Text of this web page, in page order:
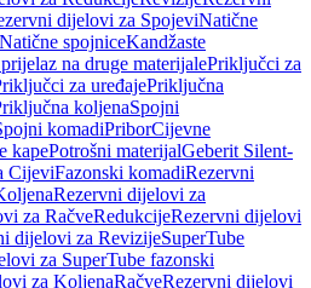
dijelovi za SpojeviNatične
spojniceKandžaste
na druge materijalePriključci za
za uređajePriključna
koljenaSpojni
komadiPriborCijevne
kapePotrošni materijalGeberit Silent-
CijeviFazonski komadiRezervni
Rezervni dijelovi za
za RačveRedukcijeRezervni dijelovi
dijelovi za RevizijeSuperTube
za SuperTube fazonski
za KoljenaRačveRezervni dijelovi